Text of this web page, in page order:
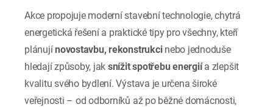
Akce propojuje moderní stavební technologie, chytrá
energetická řešení a praktické tipy pro všechny, kteří
plánujínovostavbu, rekonstrukcinebo jednoduše
hledají způsoby, jak snížit spotřebu energiía zlepšit
kvalitu svého bydlení. Výstava je určena široké
veřejnosti – od odborníků až po běžné domácnosti,